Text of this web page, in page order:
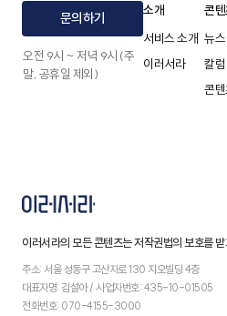
문의하기
오전 9시 ~ 저녁 9시 (주
말, 공휴일 제외)
소개
서비스 소개
이러서라
콘
뉴스
칼럼
콘
이러서라의 모든 콘텐츠는 저작권법의 보호를 받
주소: 서울 성동구 고산자로 130 지오빌딩 4층
대표자명: 김설아 / 사업자번호: 435-10-01505
전화번호: 070-4155-3000